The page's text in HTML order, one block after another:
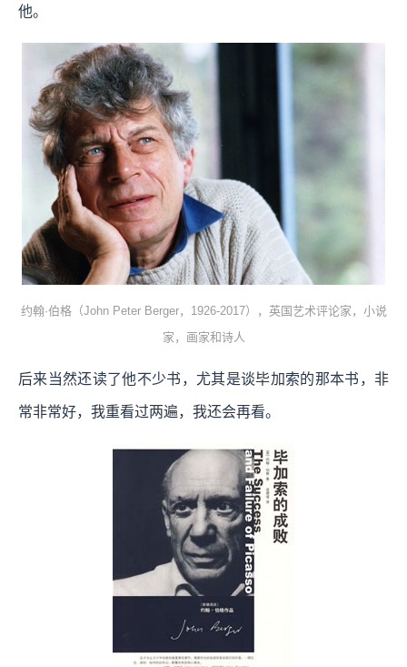
他。
约翰·伯格（John Peter Berger，1926-2017），英国艺术评论家，小说
家，画家和诗人
后来当然还读了他不少书，尤其是谈毕加索的那本书，非
常非常好，我重看过两遍，我还会再看。